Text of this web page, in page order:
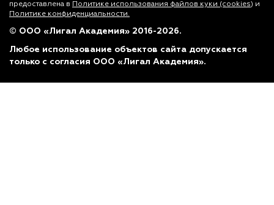
предоставлена в Политике использования файлов куки (cookies) и
Политике конфиденциальности.
© ООО «Лигал Академия» 2016-2026.
Любое использование объектов сайта допускается
только с согласия ООО «Лигал Академия».